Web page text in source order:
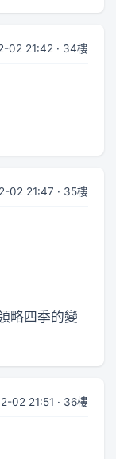
02 21:42 · 34樓
02 21:47 · 35樓
略四季的變
02 21:51 · 36樓